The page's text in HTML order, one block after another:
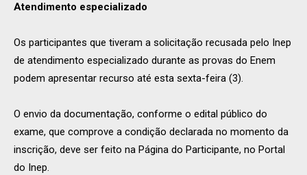
Atendimento especializado
Os participantes que tiveram a solicitação recusada pelo Inep
de atendimento especializado durante as provas do Enem
podem apresentar recurso até esta sexta-feira (3).
O envio da documentação, conforme o edital público do
exame, que comprove a condição declarada no momento da
inscrição, deve ser feito na Página do Participante, no Portal
do Inep.